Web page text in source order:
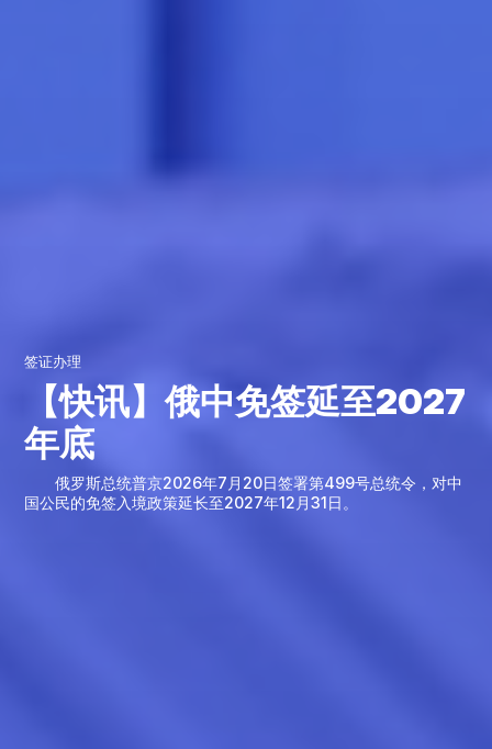
签证办理
【快讯】俄中免签延至2027
年底
俄罗斯总统普京2026年7月20日签署第499号总统令，对中
国公民的免签入境政策延长至2027年12月31日。